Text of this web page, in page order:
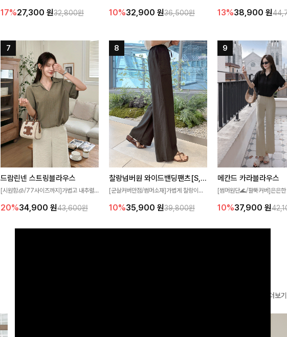
고 가벼운 소재감으로 여름에도 시원하게
17%27,300 원32,800원
숏·기본·롱 기장과 와이드·부츠컷 핏까지 취
10%32,900 원36,500원
분위기를 더해주는 블라우스
좋아요
13%38,900 원
드람린넨 스트링블라우스
[시원함🧊/77사이즈까지]가볍고 내추럴
없는 슬릿 카라 디자인이 얼굴선을 더욱 시
20%34,900 원43,600원
찰랑넘버원 와이드밴딩팬츠[S,M,L사이즈]
[군살커버만점/썸머소재]가볍게 찰랑이는
편안하게 착용하실 수 있는 팬츠입니다 🖤
감 있는 착용감을 더해드려요!
10%35,900 원39,800원
메칸드 카라블라우스
[썸머원단🌊/팔뚝커버]은은
세련된 무드를 연출해주는 블
은 베이직한 디자인!
10%37,900 원
더보기